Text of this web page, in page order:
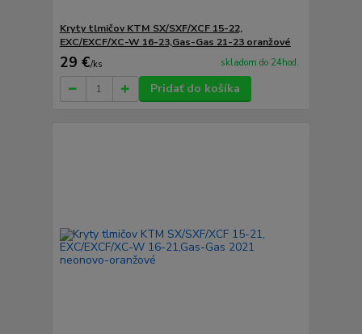
Kryty tlmičov KTM SX/SXF/XCF 15-22,
EXC/EXCF/XC-W 16-23,Gas-Gas 21-23 oranžové
29 €/ks skladom do 24hod.
Pridať do košíka